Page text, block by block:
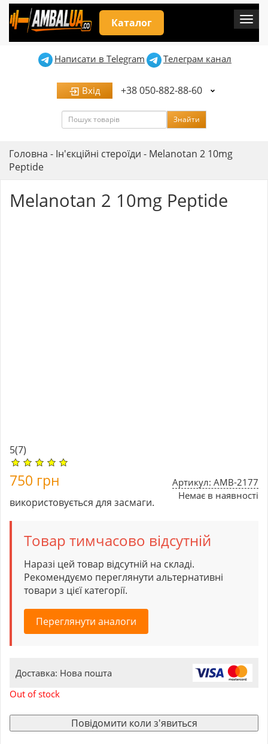
Каталог
Написати в Telegram Телеграм канал
Вхід +38 050-882-88-60
Пошук Знайти
Головна - Ін'єкційні стероїди - Melanotan 2 10mg
Peptide
Melanotan 2 10mg Peptide
5(7)
Артикул: AMB-2177
Немає в наявності
750 грн
використовується для засмаги.
Товар тимчасово відсутній
Наразі цей товар відсутній на складі.
Рекомендуємо переглянути альтернативні
товари з цієї категорії.
Переглянути аналоги
Доставка: Нова пошта
Out of stock
Повідомити коли з'явиться